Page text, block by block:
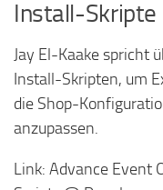
Install-Skripte
Jay El-Kaake spricht
Install-Skripten, um
die Shop-
anzupassen.
Link: Advance Event